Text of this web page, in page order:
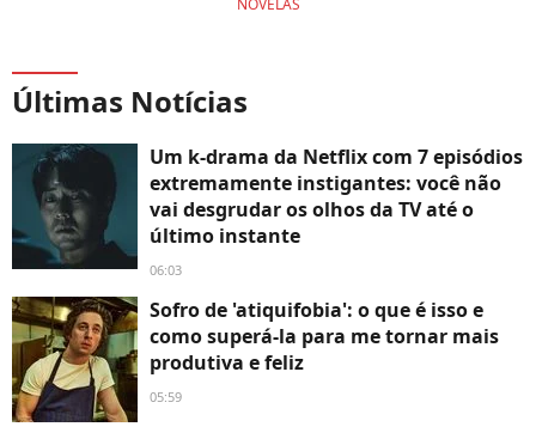
NOVELAS
Últimas Notícias
Um k-drama da Netflix com 7 episódios
extremamente instigantes: você não
vai desgrudar os olhos da TV até o
último instante
06:03
Sofro de 'atiquifobia': o que é isso e
como superá-la para me tornar mais
produtiva e feliz
05:59